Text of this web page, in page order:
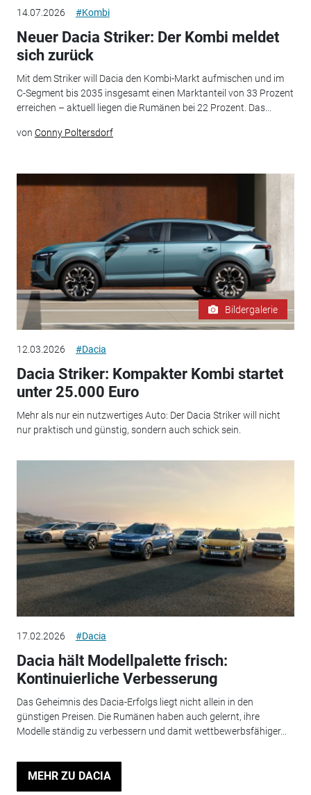
14.07.2026 #Kombi
Neuer Dacia Striker: Der Kombi meldet
sich zurück
Mit dem Striker will Dacia den Kombi-Markt aufmischen und im
C-Segment bis 2035 insgesamt einen Marktanteil von 33 Prozent
erreichen – aktuell liegen die Rumänen bei 22 Prozent. Das...
von Conny Poltersdorf
Bildergalerie
12.03.2026 #Dacia
Dacia Striker: Kompakter Kombi startet
unter 25.000 Euro
Mehr als nur ein nutzwertiges Auto: Der Dacia Striker will nicht
nur praktisch und günstig, sondern auch schick sein.
17.02.2026 #Dacia
Dacia hält Modellpalette frisch:
Kontinuierliche Verbesserung
Das Geheimnis des Dacia-Erfolgs liegt nicht allein in den
günstigen Preisen. Die Rumänen haben auch gelernt, ihre
Modelle ständig zu verbessern und damit wettbewerbsfähiger...
MEHR ZU DACIA